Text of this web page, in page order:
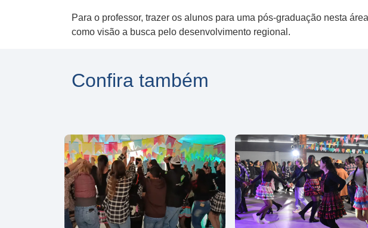
Para o professor, trazer os alunos para uma pós-graduação nesta
como visão a busca pelo desenvolvimento regional.
Confira também